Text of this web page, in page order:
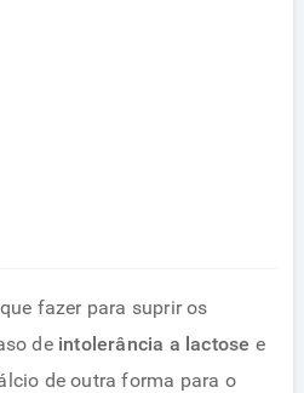
fazer para suprir os
de intolerância a lactose e
de outra forma para o